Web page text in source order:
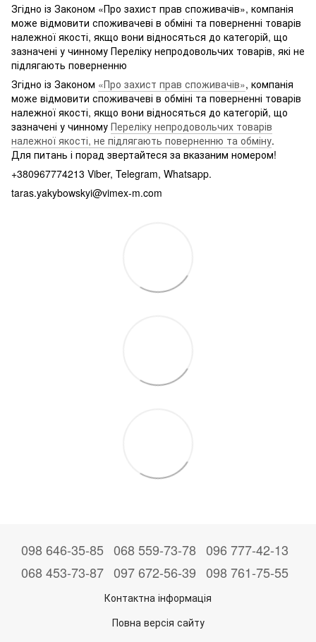
Згідно із Законом «Про захист прав споживачів», компанія
може відмовити споживачеві в обміні та поверненні товарів
належної якості, якщо вони відносяться до категорій, що
зазначені у чинному Переліку непродовольчих товарів, які не
підлягають поверненню
Згідно із Законом «Про захист прав споживачів», компанія
може відмовити споживачеві в обміні та поверненні товарів
належної якості, якщо вони відносяться до категорій, що
зазначені у чинному Переліку непродовольчих товарів
належної якості, не підлягають поверненню та обміну.
Для питань і порад звертайтеся за вказаним номером!
+380967774213 Viber, Telegram, Whatsapp.
taras.yakybowskyi@vimex-m.com
098 646-35-85 068 559-73-78 096 777-42-13
068 453-73-87 097 672-56-39 098 761-75-55
Контактна інформація
Повна версія сайту